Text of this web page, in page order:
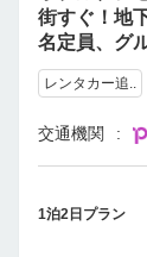
街すぐ！地
名定員、グ
レンタカー追..
交通機関
1泊2日プラン